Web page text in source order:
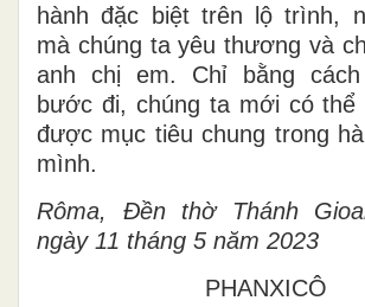
hành đặc biệt trên lộ trình,
mà chúng ta yêu thương và
anh chị em. Chỉ bằng cách
bước đi, chúng ta mới có thể
được mục tiêu chung trong
mình.
Rôma, Đềnthờ Thánh
ngày 11 tháng 5 năm 2023
PHANXICÔ